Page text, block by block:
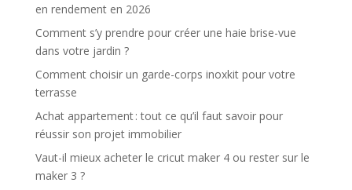
en rendement en 2026
Comment s’y prendre pour créer une haie brise-vue
dans votre jardin ?
Comment choisir un garde-corps inoxkit pour votre
terrasse
Achat appartement : tout ce qu’il faut savoir pour
réussir son projet immobilier
Vaut-il mieux acheter le cricut maker 4 ou rester sur le
maker 3 ?